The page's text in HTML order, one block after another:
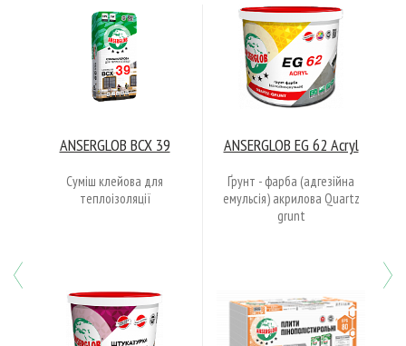
ANSERGLOB BCX 39
Суміш клейова для
теплоізоляції
ANSERGLOB EG 62 Acryl
Ґрунт - фарба (адгезійна
емульсія) акрилова Quartz
grunt
Previous